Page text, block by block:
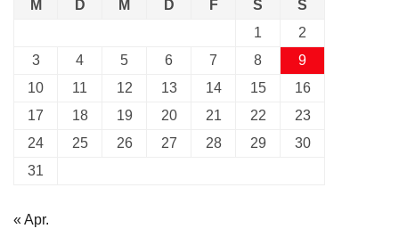
M D M D F S
S
1
2
3
4 5 6 7 8
9
10
11 12 13 14 15
16
17
18 19 20 21 22
23
24
25 26 27 28 29
30
31
« Apr.